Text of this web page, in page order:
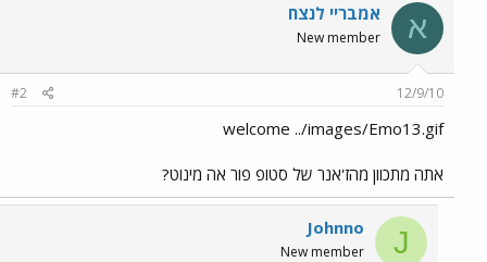
א אמבריי לנצח
New member
12/9/10
#2
welcome ../images/Emo13.gif
אתה מתכוון מהז'אנר של סטופ פור אה מינוט?
J
Johnno
New member